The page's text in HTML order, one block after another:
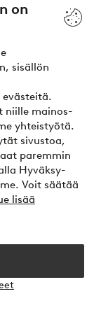
on
sisällön
evästeitä.
niille mainos-
yhteistyötä.
sivustoa,
paremmin
Hyväksy-
Voit säätää
lisää
erissä
?